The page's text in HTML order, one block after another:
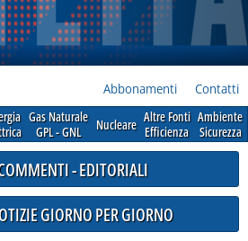
Abbonamenti Contatti
Gas Naturale
GPL - GNL
Nucleare Altre Fonti
Efficienza
Ambiente
Sicurezza
- EDITORIALI
GIORNO PER GIORNO